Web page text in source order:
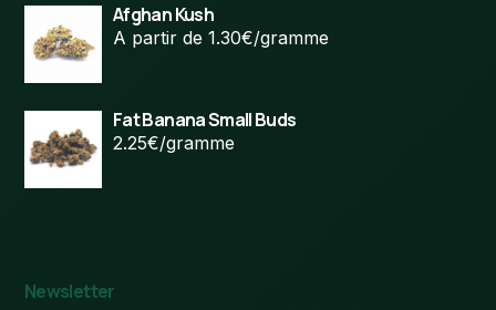
Afghan Kush
A partir de 1.30€/gramme
Fat Banana Small Buds
2.25€/gramme
Newsletter